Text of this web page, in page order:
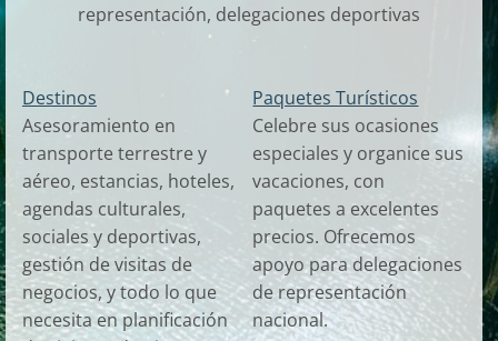
representación, delegaciones deportivas
Destinos
Asesoramiento en
transporte terrestre y
aéreo, estancias, hoteles,
agendas culturales,
sociales y deportivas,
gestión de visitas de
negocios, y todo lo que
necesita en planificación
Paquetes Turísticos
Celebre sus ocasiones
especiales y organice sus
vacaciones, con
paquetes a excelentes
precios. Ofrecemos
apoyo para delegaciones
de representación
nacional.